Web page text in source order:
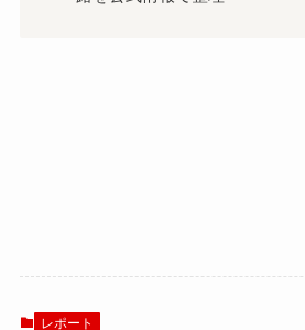
レポート